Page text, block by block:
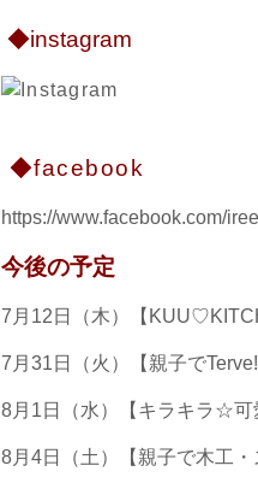
◆instagram
◆facebook
https://www.facebook.com/
今後の予定
7月12日（木）【
7月31日（火）【親子で
8月1日（水）【キラキラ☆可
8月4日（土）【親子で木工・